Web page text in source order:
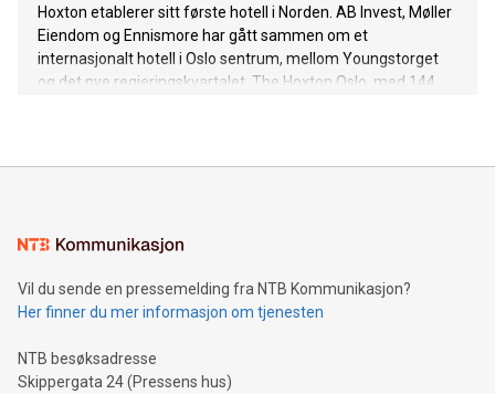
Hoxton etablerer sitt første hotell i Norden. AB Invest, Møller
Eiendom og Ennismore har gått sammen om et
internasjonalt hotell i Oslo sentrum, mellom Youngstorget
og det nye regjeringskvartalet. The Hoxton Oslo, med 144
Vil du sende en pressemelding fra NTB Kommunikasjon?
Her finner du mer informasjon om tjenesten
NTB besøksadresse
Skippergata 24 (Pressens hus)